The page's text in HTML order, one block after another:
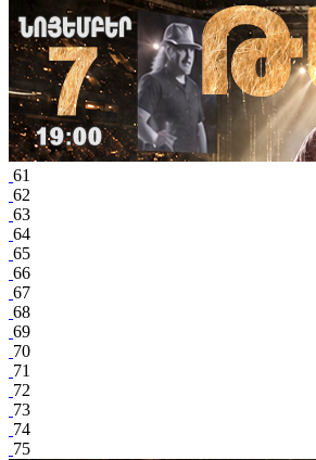
61
62
63
64
65
66
67
68
69
70
71
72
73
74
75